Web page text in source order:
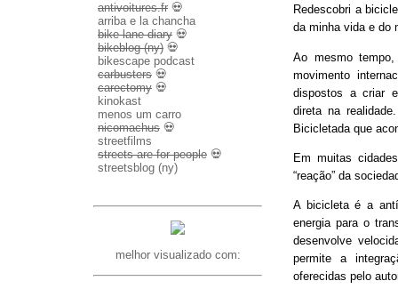
Redescobri a
da minha vida e do
Ao mesmo
movimento
dispostos a criar
direta na
Bicicletada que
Em muitas
“reação” da
A bicicleta é a
energia para o
desenvolve
permite a
oferecidas pelo
antivoitures.fr 💀
arriba e la chancha
bike lane diary 💀
bikeblog (ny) 💀
bikescape podcast
carbusters 💀
carectomy 💀
kinokast
menos um carro
nicomachus 💀
streetfilms
streets are for people 💀
streetsblog (ny)
melhor visualizado com: